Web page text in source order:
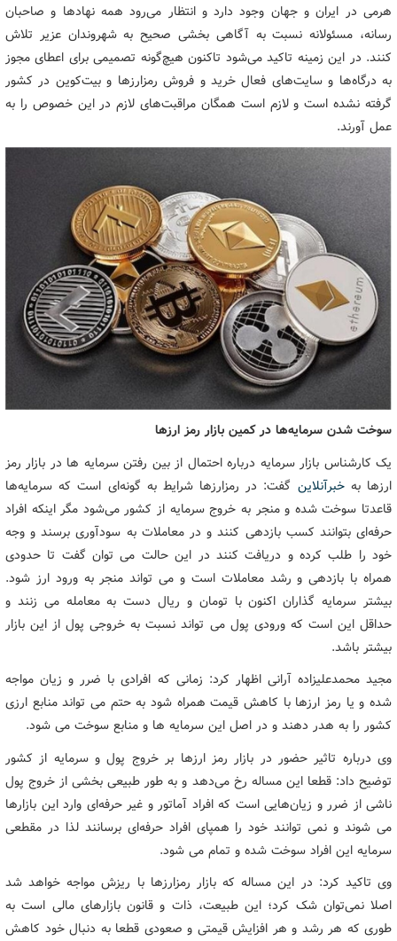
هرمی در ایران و جهان وجود دارد و انتظار می‌رود همه نهادها و صاحبان
رسانه، مسئولانه نسبت به آگاهی بخشی صحیح به شهروندان عزیر تلاش
کنند. در این زمینه تاکید می‌شود تاکنون هیچ‌گونه تصمیمی برای اعطای مجوز
به درگاه‌ها و سایت‌های فعال خرید و فروش رمزارزها و بیت‌کوین در کشور
گرفته نشده است و لازم است همگان مراقبت‌های لازم در این خصوص را به
عمل آورند.
سوخت شدن سرمایه‌ها در کمین بازار رمز ارزها
یک کارشناس بازار سرمایه درباره احتمال از بین رفتن سرمایه ها در بازار رمز
ارزها بهخبرآنلاین گفت: در رمزارزها شرایط به گونه‌ای است که سرمایه‌ها
قاعدتا سوخت شده و منجر به خروج سرمایه از کشور می‌شود مگر اینکه افراد
حرفه‌ای بتوانند کسب بازدهی کنند و در معاملات به سودآوری برسند و وجه
خود را طلب کرده و دریافت کنند در این حالت می توان گفت تا حدودی
همراه با بازدهی و رشد معاملات است و می تواند منجر به ورود ارز شود.
بیشتر سرمایه گذاران اکنون با تومان و ریال دست به معامله می زنند و
حداقل این است که ورودی پول می تواند نسبت به خروجی پول از این بازار
بیشتر باشد.
مجید محمدعلیزاده آرانی اظهار کرد: زمانی که افرادی با ضرر و زیان مواجه
شده و یا رمز ارزها با کاهش قیمت همراه شود به حتم می تواند منابع ارزی
کشور را به هدر دهند و در اصل این سرمایه ها و منابع سوخت می شود.
وی درباره تاثیر حضور در بازار رمز ارزها بر خروج پول و سرمایه از کشور
توضیح داد: ‌قطعا این مساله رخ می‌دهد و به طور طبیعی بخشی از خروج پول
ناشی از ضرر و زیان‌هایی است که افراد آماتور و غیر حرفه‌ای وارد این بازارها
می شوند و نمی توانند خود را همپای افراد حرفه‌ای برسانند لذا در مقطعی
سرمایه این افراد سوخت شده و تمام می شود.
وی تاکید کرد: در این مساله که بازار رمزارزها با ریزش مواجه خواهد شد
اصلا نمی‌توان شک کرد؛ این طبیعت، ذات و قانون بازارهای مالی است به
طوری که هر رشد و هر افزایش قیمتی و صعودی قطعا به دنبال خود کاهش